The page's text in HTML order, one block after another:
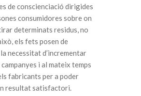
de conscienciació dirigides
consumidores sobre on
determinats residus, no
els fets posen de
necessitat d’incrementar
i al mateix temps
fabricants per a poder
resultat satisfactori.